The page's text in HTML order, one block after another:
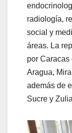
radiología,
social y
áreas. La
por
Aragua,
además de
Sucre y